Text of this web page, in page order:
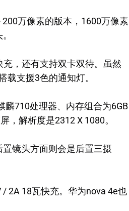
万像素的版本，1600万像素
，还有支持双卡双待。虽然
载支援3色的通知灯。
麟710处理器、内存组合为6GB
，解析度是2312 X 1080。
镜头方面则会是后置三摄
2A 18瓦快充。华为nova 4e也